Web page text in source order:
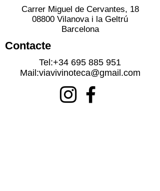
Carrer Miguel de Cervantes, 18
08800 Vilanova i la Geltrú
Barcelona
Contacte
Tel:+34 695 885 951
Mail:viavivinoteca@gmail.com